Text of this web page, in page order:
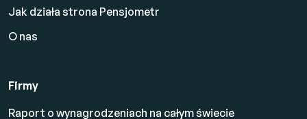
Jak działa strona Pensjometr
O nas
Firmy
Raport o wynagrodzeniach na całym świecie